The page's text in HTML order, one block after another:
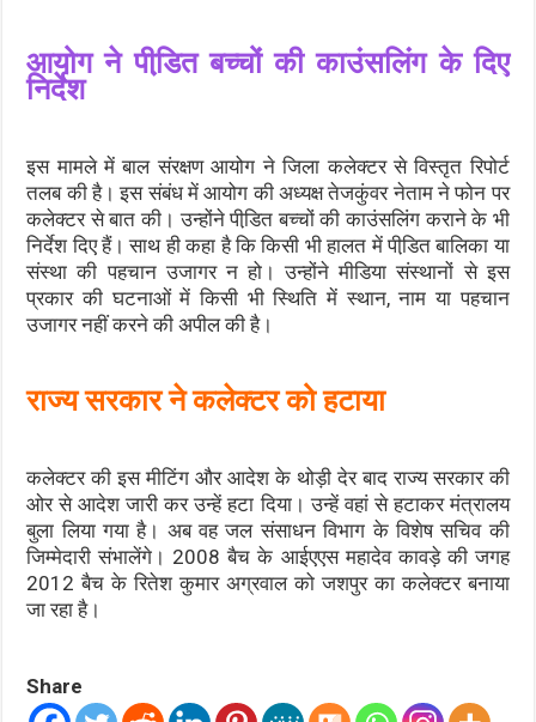
आयोग ने पीडि़त बच्चों की काउंसलिंग के दिए
निर्देश
इस मामले में बाल संरक्षण आयोग ने जिला कलेक्टर से विस्तृत रिपोर्ट
तलब की है। इस संबंध में आयोग की अध्यक्ष तेजकुंवर नेताम ने फोन पर
कलेक्टर से बात की। उन्होंने पीडि़त बच्चों की काउंसलिंग कराने के भी
निर्देश दिए हैं। साथ ही कहा है कि किसी भी हालत में पीडि़त बालिका या
संस्था की पहचान उजागर न हो। उन्होंने मीडिया संस्थानों से इस
प्रकार की घटनाओं में किसी भी स्थिति में स्थान, नाम या पहचान
उजागर नहीं करने की अपील की है।
राज्य सरकार ने कलेक्टर को हटाया
कलेक्टर की इस मीटिंग और आदेश के थोड़ी देर बाद राज्य सरकार की
ओर से आदेश जारी कर उन्हें हटा दिया। उन्हें वहां से हटाकर मंत्रालय
बुला लिया गया है। अब वह जल संसाधन विभाग के विशेष सचिव की
जिम्मेदारी संभालेंगे। 2008 बैच के आईएएस महादेव कावड़े की जगह
2012 बैच के रितेश कुमार अग्रवाल को जशपुर का कलेक्टर बनाया
जा रहा है।
Share